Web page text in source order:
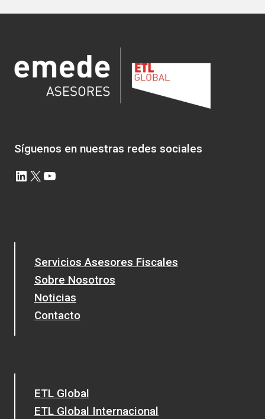
Síguenos en nuestras redes sociales
LinkedIn
X YouTube
Servicios Asesores Fiscales
Sobre Nosotros
Noticias
Contacto
ETL Global
ETL Global Internacional